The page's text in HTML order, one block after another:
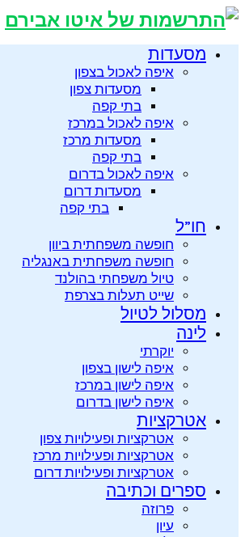
מסעדות
איפה לאכול בצפון
מסעדות צפון
בתי קפה
איפה לאכול במרכז
מסעדות מרכז
בתי קפה
איפה לאכול בדרום
מסעדות דרום
בתי קפה
חו”ל
חופשה משפחתית ביוון
חופשה משפחתית באנגליה
טיול משפחתי בהולנד
שייט תעלות בצרפת
מסלול לטיול
לינה
יוקרתי
איפה לישון בצפון
איפה לישון במרכז
איפה לישון בדרום
אטרקציות
אטרקציות ופעילויות צפון
אטרקציות ופעילויות מרכז
אטרקציות ופעילויות דרום
ספרים וכתיבה
פרוזה
עיון